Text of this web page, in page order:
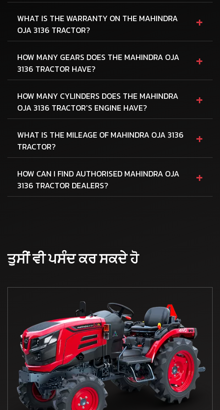
WHAT IS THE WARRANTY ON THE MAHINDRA
OJA 3136 TRACTOR?
+
HOW MANY GEARS DOES THE MAHINDRA OJA
3136 TRACTOR HAVE?
+
HOW MANY CYLINDERS DOES THE MAHINDRA
OJA 3136 TRACTOR'S ENGINE HAVE?
+
WHAT IS THE MILEAGE OF MAHINDRA OJA 3136
TRACTOR?
+
HOW CAN I FIND AUTHORISED MAHINDRA OJA
3136 TRACTOR DEALERS?
+
ਤੁਸੀਂ ਵੀ ਪਸੰਦ ਕਰ ਸਕਦੇ ਹੋ